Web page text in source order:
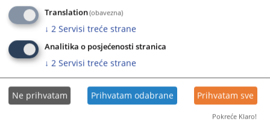
-odgovarajuća školska sprema,
-odgovarajuće radno islustvo u traženom stepenu
obrazovanja i
-položen pravosudni ili stručni ispit.
Sve molbe za prijem u radni odnos predaju se
tehničkom sekretru u kancelariju broj 2/I sprat, ili
putem pošte na adresu:
Okružni privredni sud Banja Luka
Translation(obavezna)
↓ 2 Servisi treće strane
Analitika o posjećenosti stranica
↓ 2 Servisi treće strane
Ne prihvatam Prihvatam odabrane Prihvatam sve
Pokreće Klaro!